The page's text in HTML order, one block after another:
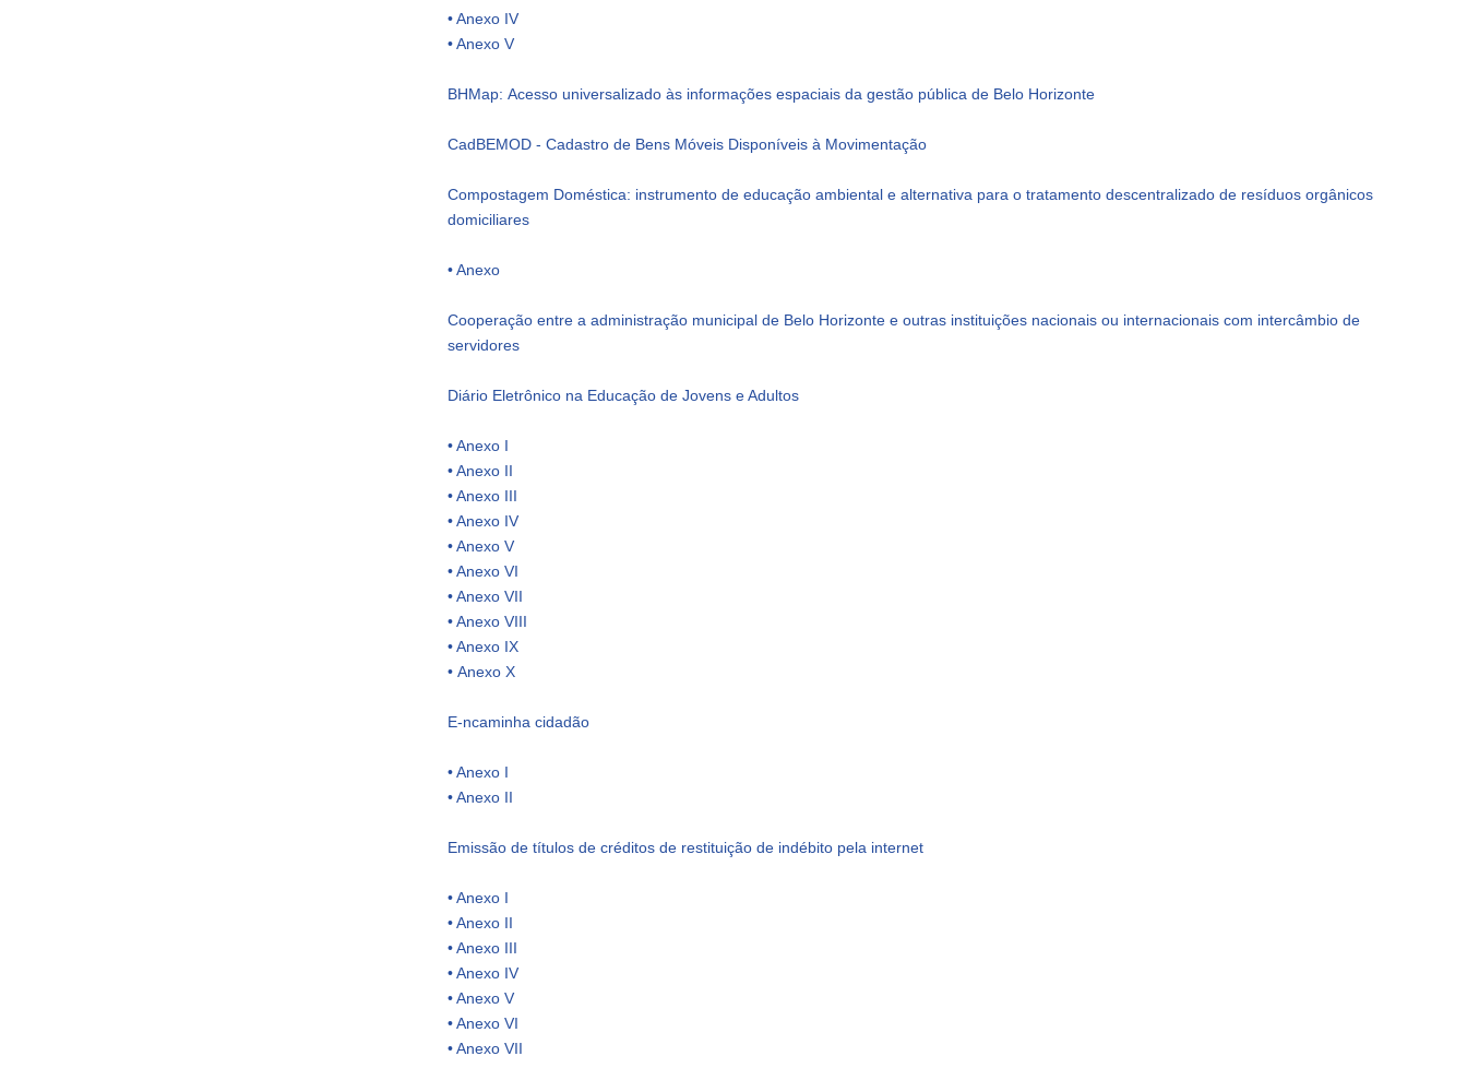
• Anexo IV
• Anexo V
BHMap: Acesso universalizado às informações espaciais da gestão pública de Belo Horizonte
CadBEMOD - Cadastro de Bens Móveis Disponíveis à Movimentação
Compostagem Doméstica: instrumento de educação ambiental e alternativa para o tratamento descentralizado de resíduos orgânicos
domiciliares
• Anexo
Cooperação entre a administração municipal de Belo Horizonte e outras instituições nacionais ou internacionais com intercâmbio de
servidores
Diário Eletrônico na Educação de Jovens e Adultos
• Anexo I
• Anexo II
• Anexo III
• Anexo IV
• Anexo V
• Anexo VI
• Anexo VII
• Anexo VIII
• Anexo IX
• Anexo X
E-ncaminha cidadão
• Anexo I
• Anexo II
Emissão de títulos de créditos de restituição de indébito pela internet
• Anexo I
• Anexo II
• Anexo III
• Anexo IV
• Anexo V
• Anexo VI
• Anexo VII